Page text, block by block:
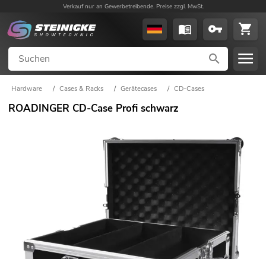
Verkauf nur an Gewerbetreibende. Preise zzgl. MwSt.
Hardware / Cases & Racks / Gerätecases / CD-Cases
ROADINGER CD-Case Profi schwarz